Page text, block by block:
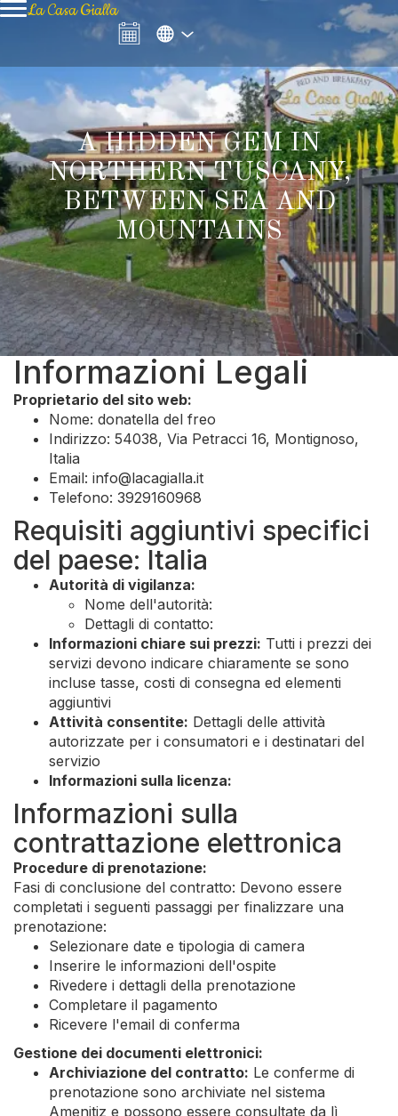
La Casa Gialla
A HIDDEN GEM IN
NORTHERN TUSCANY,
BETWEEN SEA AND
MOUNTAINS
Informazioni Legali
Proprietario del sito web:
Nome: donatella del freo
Indirizzo: 54038, Via Petracci 16, Montignoso,
Italia
Email: info@lacagialla.it
Telefono: 3929160968
Requisiti aggiuntivi specifici
del paese: Italia
Autorità di vigilanza:
Nome dell'autorità:
Dettagli di contatto:
Informazioni chiare sui prezzi: Tutti i prezzi dei
servizi devono indicare chiaramente se sono
incluse tasse, costi di consegna ed elementi
aggiuntivi
Attività consentite: Dettagli delle attività
autorizzate per i consumatori e i destinatari del
servizio
Informazioni sulla licenza:
Informazioni sulla
contrattazione elettronica
Procedure di prenotazione:
Fasi di conclusione del contratto: Devono essere
completati i seguenti passaggi per finalizzare una
prenotazione:
Selezionare date e tipologia di camera
Inserire le informazioni dell'ospite
Rivedere i dettagli della prenotazione
Completare il pagamento
Ricevere l'email di conferma
Gestione dei documenti elettronici:
Archiviazione del contratto: Le conferme di
prenotazione sono archiviate nel sistema
Amenitiz e possono essere consultate da lì